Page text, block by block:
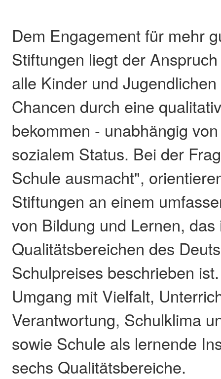
Dem Engagement für mehr
Stiftungen liegt der
alle Kinder und
Chancen durch eine
bekommen - unabhängig
sozialem Status. Bei der
Schule ausmacht",
Stiftungen an einem
von Bildung und Lernen,
Qualitätsbereichen des
Schulpreises beschrieben
Umgang mit Vielfalt,
Verantwortung, Schulklima
sowie Schule als lernende
sechs Qualitätsbereiche.